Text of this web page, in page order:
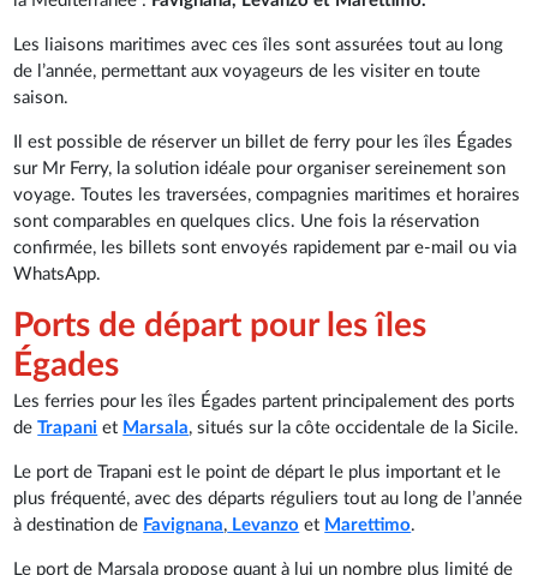
Les liaisons maritimes avec ces îles sont assurées tout au long
de l’année, permettant aux voyageurs de les visiter en toute
saison.
Il est possible de réserver un billet de ferry pour les îles Égades
sur Mr Ferry, la solution idéale pour organiser sereinement son
voyage. Toutes les traversées, compagnies maritimes et horaires
sont comparables en quelques clics. Une fois la réservation
confirmée, les billets sont envoyés rapidement par e-mail ou via
WhatsApp.
Ports de départ pour les îles
Égades
Les ferries pour les îles Égades partent principalement des ports
deTrapani et Marsala, situés sur la côte occidentale de la Sicile.
Le port de Trapani est le point de départ le plus important et le
plus fréquenté, avec des départs réguliers tout au long de l’année
à destination de Favignana, Levanzo et Marettimo.
Le port de Marsala propose quant à lui un nombre plus limité de